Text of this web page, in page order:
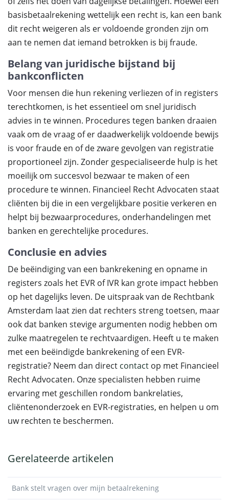
basisbetaalrekening wettelijk een recht is, kan een bank
dit recht weigeren als er voldoende gronden zijn om
aan te nemen dat iemand betrokken is bij fraude.
Belang van juridische bijstand bij
bankconflicten
Voor mensen die hun rekening verliezen of in registers
terechtkomen, is het essentieel om snel juridisch
advies in te winnen. Procedures tegen banken draaien
vaak om de vraag of er daadwerkelijk voldoende bewijs
is voor fraude en of de zware gevolgen van registratie
proportioneel zijn. Zonder gespecialiseerde hulp is het
moeilijk om succesvol bezwaar te maken of een
procedure te winnen. Financieel Recht Advocaten staat
cliënten bij die in een vergelijkbare positie verkeren en
helpt bij bezwaarprocedures, onderhandelingen met
banken en gerechtelijke procedures.
Conclusie en advies
De beëindiging van een bankrekening en opname in
registers zoals het EVR of IVR kan grote impact hebben
op het dagelijks leven. De uitspraak van de Rechtbank
Amsterdam laat zien dat rechters streng toetsen, maar
ook dat banken stevige argumenten nodig hebben om
zulke maatregelen te rechtvaardigen. Heeft u te maken
met een beëindigde bankrekening of een EVR-
registratie? Neem dan direct contact op met Financieel
Recht Advocaten. Onze specialisten hebben ruime
ervaring met geschillen rondom bankrelaties,
cliëntenonderzoek en EVR-registraties, en helpen u om
uw rechten te beschermen.
Gerelateerde artikelen
Bank stelt vragen over mijn betaalrekening